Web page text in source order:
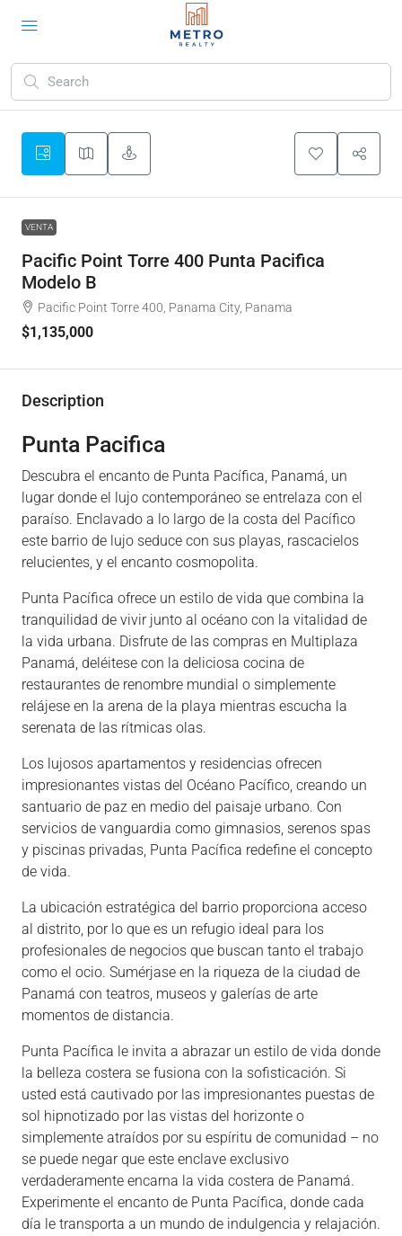
VENTA
Pacific Point Torre 400 Punta Pacifica
Modelo B
Pacific Point Torre 400, Panama City, Panama
$1,135,000
Description
Punta Pacifica
Descubra el encanto de Punta Pacífica, Panamá, un
lugar donde el lujo contemporáneo se entrelaza con el
paraíso. Enclavado a lo largo de la costa del Pacífico
este barrio de lujo seduce con sus playas, rascacielos
relucientes, y el encanto cosmopolita.
Punta Pacífica ofrece un estilo de vida que combina la
tranquilidad de vivir junto al océano con la vitalidad de
la vida urbana. Disfrute de las compras en Multiplaza
Panamá, deléitese con la deliciosa cocina de
restaurantes de renombre mundial o simplemente
relájese en la arena de la playa mientras escucha la
serenata de las rítmicas olas.
Los lujosos apartamentos y residencias ofrecen
impresionantes vistas del Océano Pacífico, creando un
santuario de paz en medio del paisaje urbano. Con
servicios de vanguardia como gimnasios, serenos spas
y piscinas privadas, Punta Pacífica redefine el concepto
de vida.
La ubicación estratégica del barrio proporciona acceso
al distrito, por lo que es un refugio ideal para los
profesionales de negocios que buscan tanto el trabajo
como el ocio. Sumérjase en la riqueza de la ciudad de
Panamá con teatros, museos y galerías de arte
momentos de distancia.
Punta Pacífica le invita a abrazar un estilo de vida donde
la belleza costera se fusiona con la sofisticación. Si
usted está cautivado por las impresionantes puestas de
sol hipnotizado por las vistas del horizonte o
simplemente atraídos por su espíritu de comunidad – no
se puede negar que este enclave exclusivo
verdaderamente encarna la vida costera de Panamá.
Experimente el encanto de Punta Pacífica, donde cada
día le transporta a un mundo de indulgencia y relajación.